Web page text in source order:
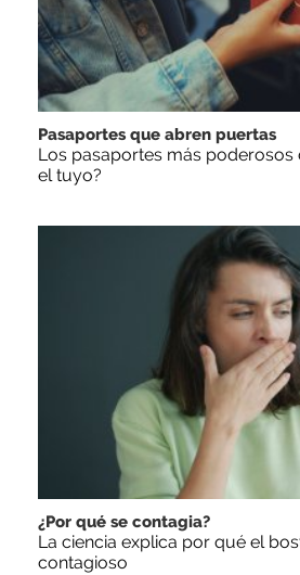
Pasaportes que abren puertas
Los pasaportes más poderosos
el tuyo?
¿Por qué se contagia?
La ciencia explica por qué el
contagioso